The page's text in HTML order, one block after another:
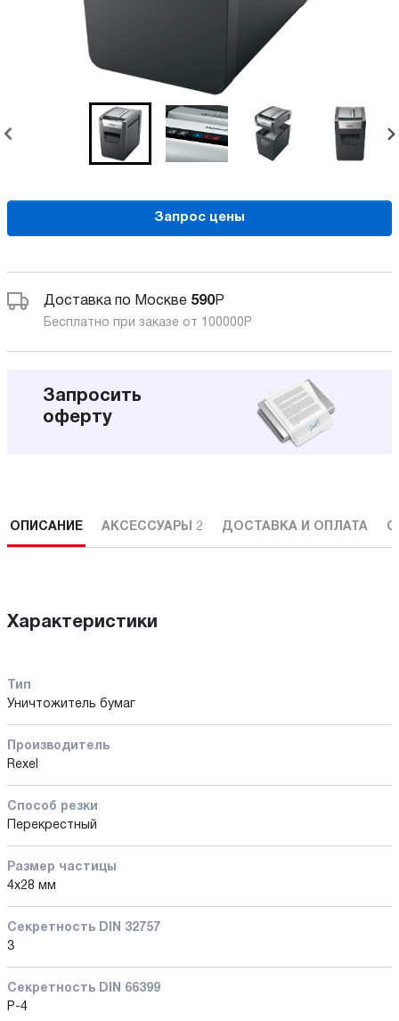
Запрос цены
Доставка по Москве 590Р
Бесплатно при заказе от 100000 Р
Запросить
оферту
ОПИСАНИЕ АКСЕССУАРЫ 2 ДОСТАВКА И ОПЛАТА
Характеристики
Тип
Уничтожитель бумаг
Производитель
Rexel
Способ резки
Перекрестный
Размер частицы
4х28 мм
Секретность DIN 32757
3
Секретность DIN 66399
P-4